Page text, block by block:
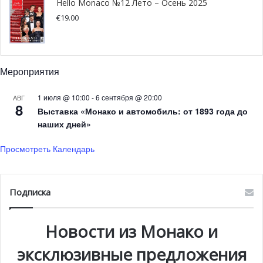
С самого утра рекрутеры вели собеседования
вопросы, чтобы понять, что ищет кандидат, и затем
«Некоторые приходят для того, чтобы подать заявку на
конкретный пост. Но когда мы просматриваем их
резюме, мы понимаем, что их профиль абсолютно не
стараемся посоветовать им именно те позиции и
Hello Monaco №12 Лето – Осень 2025
€19.00
Мероприятия
АВГ
8
1 июля @ 10:00 -6 сентября @ 20:00
Выставка «Монако и автомобиль: от 1893 года до
наших дней»
Просмотреть Календарь
Подписка
Новости из Монако и
эксклюзивные предложения